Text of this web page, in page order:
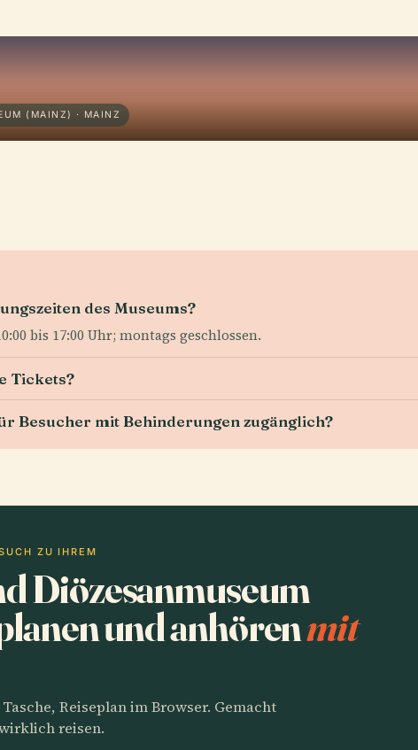
(MAINZ) · MAINZ
des Museums?
bis 17:00 Uhr; montags geschlossen.
Tickets?
Besucher mit Behinderungen zugänglich?
ZU IHREM
Diözesanmuseum
und anhörenmit
Reiseplan im Browser. Gemacht
reisen.